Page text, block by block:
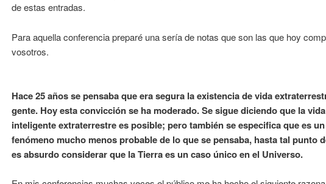
de estas entradas.
Para aquella conferencia preparé una sería de notas que son las que hoy
vosotros.
Hace 25 años se pensaba que era segura la existencia de vida
gente. Hoy esta convicción se ha moderado. Se sigue diciendo que la vida
inteligente extraterrestre es posible; pero también se especifica que es un
fenómeno mucho menos probable de lo que se pensaba, hasta tal punto
es absurdo considerar que la Tierra es un caso único en el Universo.